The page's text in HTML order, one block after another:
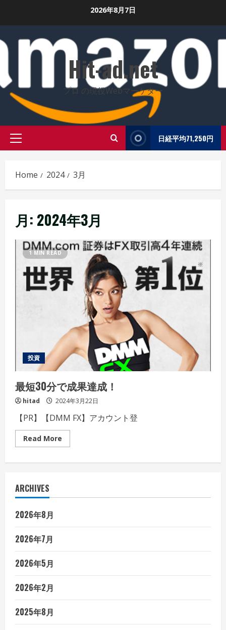
2026年8月7日
Hit-ad.net
プロ の現役Webマーケター
Primary
日経平均71,250円
Home 2024 3月
月: 2024年3月
1 MIN READ
投資
最短30分で成果達成！
hitad 2024年3月22日
【PR】【DMM FX】アカウント登
Read More
more
ARCHIVES
2026年8月
2026年7月
2026年5月
2026年2月
2025年8月